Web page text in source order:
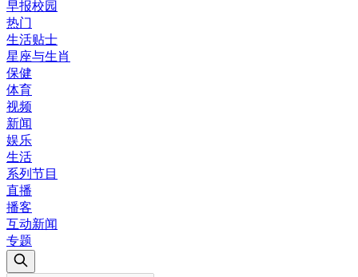
早报校园
热门
生活贴士
星座与生肖
保健
体育
视频
新闻
娱乐
生活
系列节目
直播
播客
互动新闻
专题